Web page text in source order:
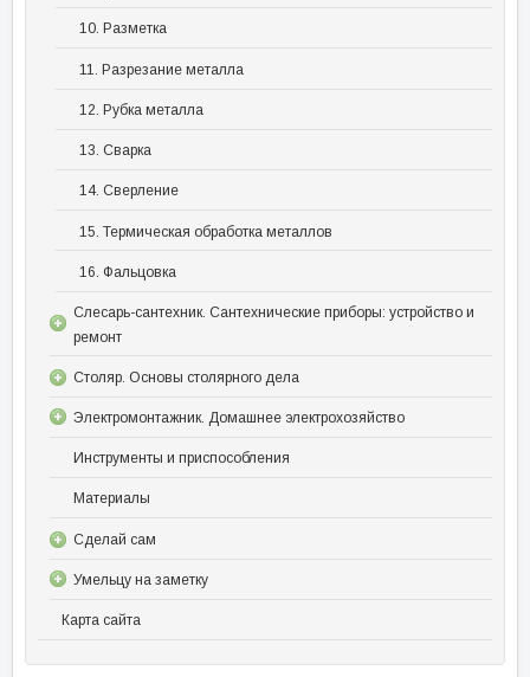
10. Разметка
11. Разрезание металла
12. Рубка металла
13. Сварка
14. Сверление
15. Термическая обработка металлов
16. Фальцовка
Слесарь-сантехник. Сантехнические приборы: устройство и
ремонт
Столяр. Основы столярного дела
Электромонтажник. Домашнее электрохозяйство
Инструменты и приспособления
Материалы
Сделай сам
Умельцу на заметку
Карта сайта